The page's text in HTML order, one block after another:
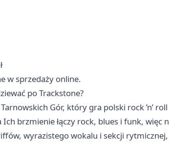
w sprzedaży online.
po Trackstone?
Gór, który gra polski rock ’n’
brzmienie łączy rock, blues i funk, więc
wyrazistego wokalu i sekcji